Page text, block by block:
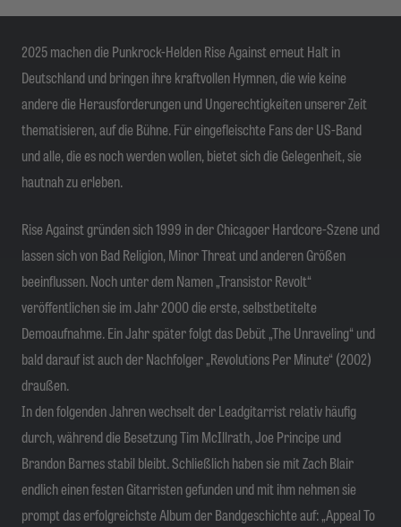
2025 machen die Punkrock-Helden Rise Against erneut Halt in
Deutschland und bringen ihre kraftvollen Hymnen, die wie keine
andere die Herausforderungen und Ungerechtigkeiten unserer Zeit
thematisieren, auf die Bühne. Für eingefleischte Fans der US-Band
und alle, die es noch werden wollen, bietet sich die Gelegenheit, sie
hautnah zu erleben.
Rise Against gründen sich 1999 in der Chicagoer Hardcore-Szene und
lassen sich von Bad Religion, Minor Threat und anderen Größen
beeinflussen. Noch unter dem Namen „Transistor Revolt“
veröffentlichen sie im Jahr 2000 die erste, selbstbetitelte
Demoaufnahme. Ein Jahr später folgt das Debüt „The Unraveling“ und
bald darauf ist auch der Nachfolger „Revolutions Per Minute“ (2002)
draußen.
In den folgenden Jahren wechselt der Leadgitarrist relativ häufig
durch, während die Besetzung Tim McIllrath, Joe Principe und
Brandon Barnes stabil bleibt. Schließlich haben sie mit Zach Blair
endlich einen festen Gitarristen gefunden und mit ihm nehmen sie
prompt das erfolgreichste Album der Bandgeschichte auf: „Appeal To